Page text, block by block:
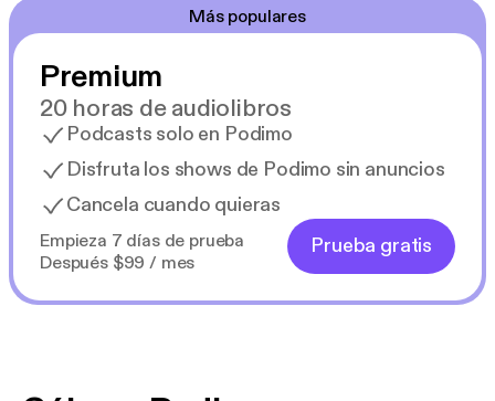
Más populares
Premium
20 horas de audiolibros
Podcasts solo en Podimo
Disfruta los shows de Podimo sin anuncios
Cancela cuando quieras
Empieza 7 días de prueba
Después $99 / mes
Prueba gratis